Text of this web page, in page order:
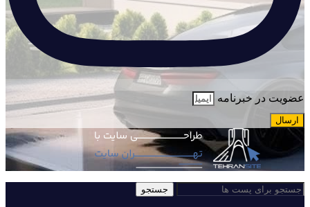
عضویت در خبرنامه
ارسال
جستجو